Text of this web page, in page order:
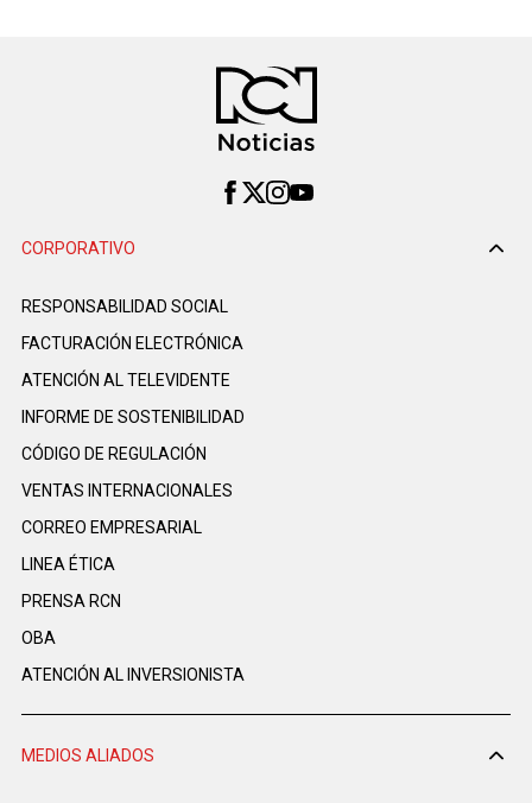
CORPORATIVO
RESPONSABILIDAD SOCIAL
FACTURACIÓN ELECTRÓNICA
ATENCIÓN AL TELEVIDENTE
INFORME DE SOSTENIBILIDAD
CÓDIGO DE REGULACIÓN
VENTAS INTERNACIONALES
CORREO EMPRESARIAL
LINEA ÉTICA
PRENSA RCN
OBA
ATENCIÓN AL INVERSIONISTA
MEDIOS ALIADOS